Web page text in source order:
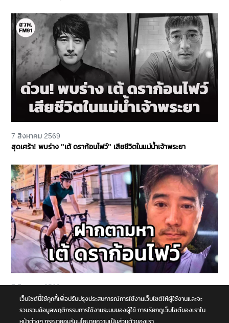
7 สิงหาคม 2569
สุดเศร้า! พบร่าง "เต้ ดราก้อนไฟว์" เสียชีวิตในแม่น้ำเจ้าพระยา
7 สิงหาคม 2569
ฝากสังเกต ตามหา "เต้ ดราก้อนไฟว์" ปั่นจักรยานคู่ใจ หายออกไปจาก
บ้านย่านบางกรวย แฟนสาวเห็นผิดปกติ รุดแจ้งความหวั่นเกิดเหตุร้าย
เว็บไซต์นี้ใช้คุกกี้เพื่อปรับปรุงประสบการณ์การใช้งานเว็บไซต์ให้ผู้ใช้งานและจะ
รวบรวมข้อมูลพฤติกรรมการใช้งานระบบของผู้ใช้ การเรียกดูเว็บไซต์ของเราใน